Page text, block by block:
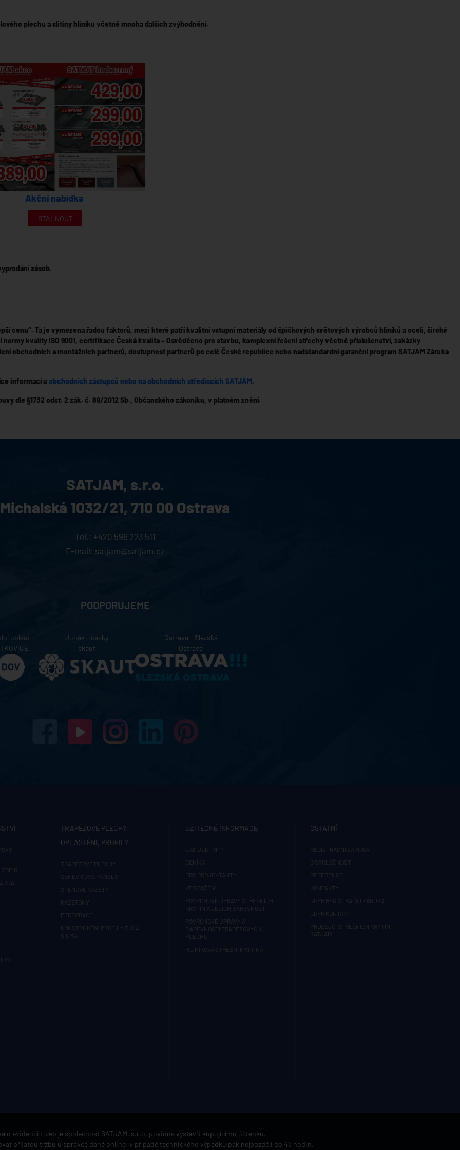
plechu a slitiny hliníku včetně mnoha dalších zvýhodnění.
Akční nabídka
STÁHNOUT
zásob.
cenu“. Ta je vymezena řadou faktorů, mezi které patří kvalitní vstupní materiály od špičkových světových výrobců hliníků a oceli, široké
kvality ISO 9001, certifikace Česká kvalita – Osvědčeno pro stavbu, komplexní řešení střechy včetně příslušenství, zakázky
obchodních a montážních partnerů, dostupnost partnerů po celé České republice nebo nadstandardní garanční program SATJAM Záruka
informací u obchodních zástupců nebo na obchodních střediscích SATJAM.
dle §1732 odst. 2 zák. č. 89/2012 Sb., Občanského zákoníku, v platném znění.
SATJAM, s.r.o.
Michalská 1032/21, 710 00 Ostrava
Tel.: +420 596 223 511
E-mail: satjam@satjam.cz
PODPORUJEME
oblast
Junák - český
skaut
Ostrava - Slezská
Ostrava
TRAPÉZOVÉ PLECHY,
OPLÁŠTĚNÍ, PROFILY
TRAPÉZOVÉ PLECHY
SENDVIČOVÉ PANELY
STĚNOVÉ KAZETY
KAZETONY
PERFORACE
KONSTRUKČNÍ PROFILY Z, C A
SIGMA
UŽITEČNÉ INFORMACE
JAK UŠETŘIT?
CENÍKY
PRO PROJEKTANTY
KE STAŽENÍ
POVRCHOVÉ ÚPRAVY STŘEŠNÍCH
KRYTIN A JEJICH BAREVNOSTI
POVRCHOVÉ ÚPRAVY A
BAREVNOSTI TRAPÉZOVÝCH
PLECHŮ
HLINÍKOVÁ STŘEŠNÍ KRYTINA
OSTATNÍ
REGISTRAČNÍ ZÁRUKA
O SPOLEČNOSTI
REFERENCE
KONTAKTY
GDPR REGISTRAČNÍ ZÁRUKA
GDPR KONTAKT
PRODEJCI STŘEŠNÍCH KRYTIN
SATJAM
o evidenci tržeb je společnost SATJAM, s.r.o. povinna vystavit kupujícímu účtenku.
přijatou tržbu u správce daně online; v případě technického výpadku pak nejpozději do 48 hodin.